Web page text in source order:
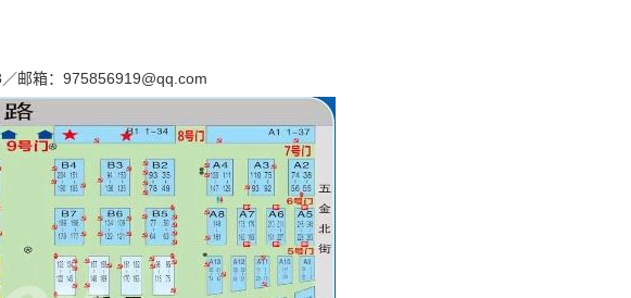
邮箱：975856919@qq.com